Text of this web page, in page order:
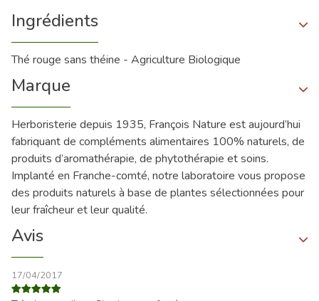
Ingrédients
Thé rouge sans théine - Agriculture Biologique
Marque
Herboristerie depuis 1935, François Nature est aujourd’hui
fabriquant de compléments alimentaires 100% naturels, de
produits d’aromathérapie, de phytothérapie et soins.
Implanté en Franche-comté, notre laboratoire vous propose
des produits naturels à base de plantes sélectionnées pour
leur fraîcheur et leur qualité.
Avis
17/04/2017